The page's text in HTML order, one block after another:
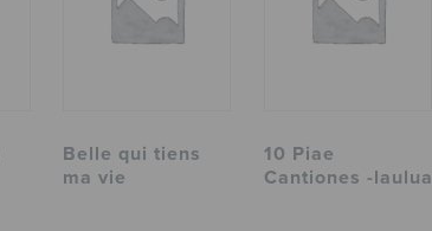
Belle qui tiens
ma vie
10 Piae
Cantiones -laulua